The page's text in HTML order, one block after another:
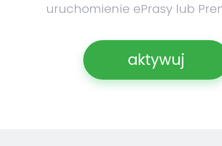
uruchomienie ePrasy lub
aktywuj